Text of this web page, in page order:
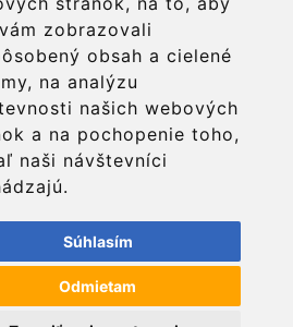
zobrazovali
obsah a cielené
na analýzu
našich webových
a na pochopenie toho,
naši návštevníci
Súhlasím
Odmietam
Contact
with STRIPE